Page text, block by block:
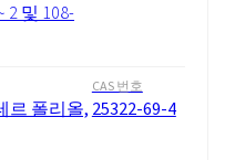
2 및 108-
르 폴리올,
CAS 번호
25322-69-4